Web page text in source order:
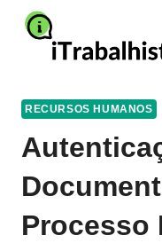
Pular
para
RECURSOS HUMANOS
Processo